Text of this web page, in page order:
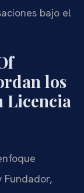
bajo el
los
Licencia
Fundador,